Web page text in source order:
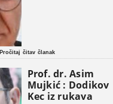
Pročitaj čitav članak
Prof. dr. Asim
Mujkić : Dodikov
Kec iz rukava